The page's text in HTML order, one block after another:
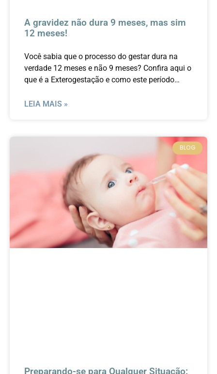
A gravidez não dura 9 meses, mas sim
12 meses!
Você sabia que o processo do gestar dura na
verdade 12 meses e não 9 meses? Confira aqui o
que é a Exterogestação e como este período
LEIA MAIS »
BLOG
Preparando-se para Qualquer Situação: